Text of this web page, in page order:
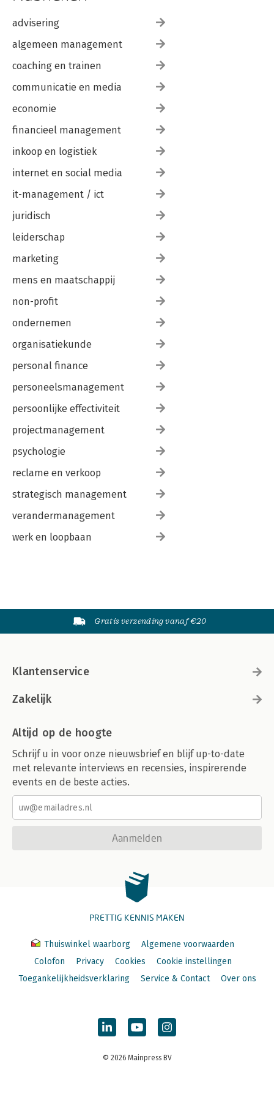
Over de auteurs
advisering
algemeen management
coaching en trainen
communicatie en media
economie
financieel management
inkoop en logistiek
internet en social media
it-management / ict
juridisch
leiderschap
marketing
mens en maatschappij
non-profit
ondernemen
organisatiekunde
personal finance
personeelsmanagement
persoonlijke effectiviteit
projectmanagement
psychologie
reclame en verkoop
strategisch management
verandermanagement
werk en loopbaan
Gratis verzending vanaf €20
Klantenservice
Zakelijk
Altijd op de hoogte
Schrijf u in voor onze nieuwsbrief en blijf up-to-date
met relevante interviews en recensies, inspirerende
events en de beste acties.
Aanmelden
PRETTIG KENNIS MAKEN
Thuiswinkel waarborg
Algemene voorwaarden
Colofon
Privacy Cookies
Cookie instellingen
Toegankelijkheidsverklaring
Service & Contact Over ons
© 2026 Mainpress BV